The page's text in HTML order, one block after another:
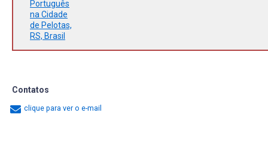
Português
na Cidade
de Pelotas,
RS, Brasil
Contatos
clique para ver o e-mail